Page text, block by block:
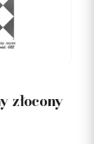
złocony